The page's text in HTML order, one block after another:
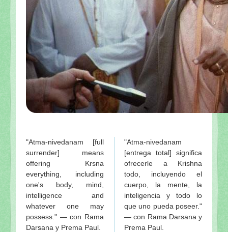
"Atma-nivedanam [full
surrender] means
offering Krsna
everything, including
one's body, mind,
intelligence and
whatever one may
possess." — con Rama
Darsana y Prema Paul.
"Atma-nivedanam
[entrega total] significa
ofrecerle a Krishna
todo, incluyendo el
cuerpo, la mente, la
inteligencia y todo lo
que uno pueda poseer."
— con Rama Darsana y
Prema Paul.